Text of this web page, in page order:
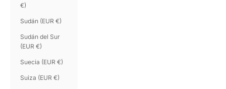
€)
Sudán (EUR €)
Sudán del Sur
(EUR €)
Suecia (EUR €)
Suiza (EUR €)